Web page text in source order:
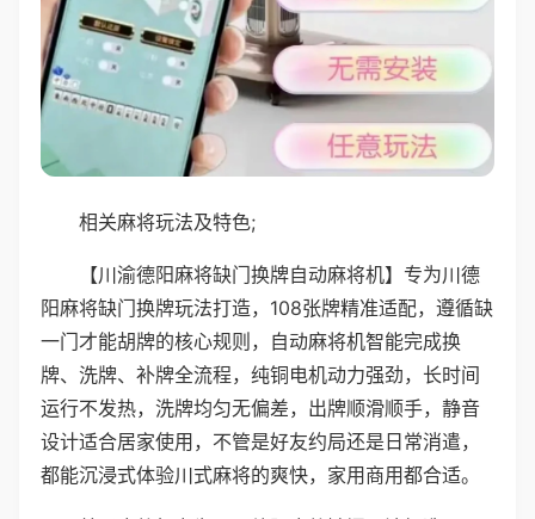
相关麻将玩法及特色;
【川渝德阳麻将缺门换牌自动麻将机】专为川德
阳麻将缺门换牌玩法打造，108张牌精准适配，遵循缺
一门才能胡牌的核心规则，自动麻将机智能完成换
牌、洗牌、补牌全流程，纯铜电机动力强劲，长时间
运行不发热，洗牌均匀无偏差，出牌顺滑顺手，静音
设计适合居家使用，不管是好友约局还是日常消遣，
都能沉浸式体验川式麻将的爽快，家用商用都合适。